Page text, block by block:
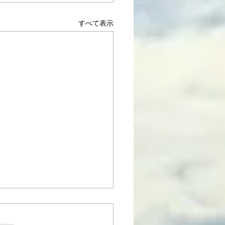
すべて表示
リントの手紙12:11~12